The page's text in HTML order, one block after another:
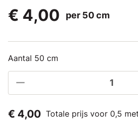
€ 4,00
per 50 cm
Aantal 50 cm
€ 4,00 Totale prijs voor 0,5